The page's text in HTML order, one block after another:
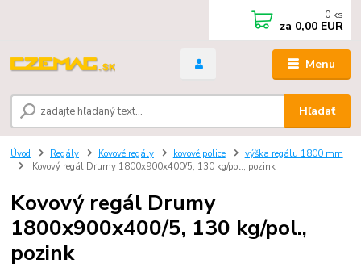
Menu
Hľadať
0 ks
za 0,00 EUR
Úvod Regály Kovové regály kovové police
výška regálu 1800 mm
Kovový regál Drumy 1800x900x400/5, 130 kg/pol., pozink
Kovový regál Drumy
1800x900x400/5, 130 kg/pol.,
pozink